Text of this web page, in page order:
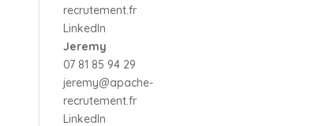
recrutement.fr
LinkedIn
Jeremy
07 81 85 94 29
jeremy@apache-
recrutement.fr
LinkedIn